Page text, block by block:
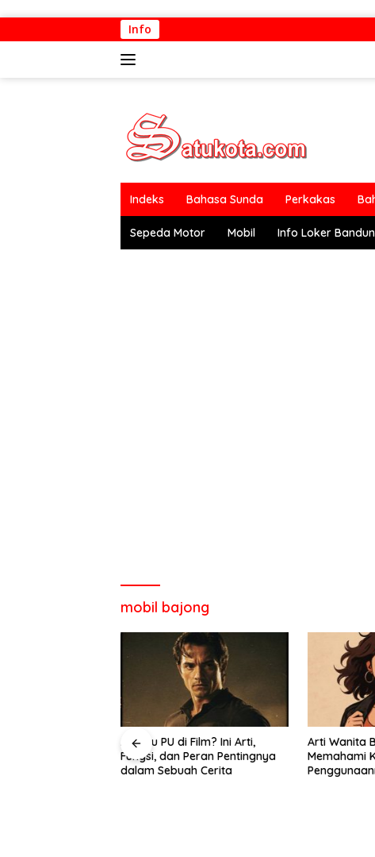
ke
Info
Indeks Bahasa Sunda Perkakas
Sepeda Motor Mobil Info Loker
mobil bajong
Arti Wanita Binal Adalah Apa?
Memahami Konotasi dan
Penggunaannya dalam Bahasa
Apa Itu
Kenali Lebih
Mengakses